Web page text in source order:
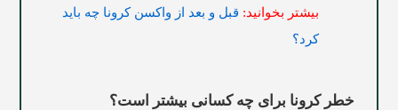
بیشتر بخوانید: قبل و بعد از واکسن کرونا چه باید
کرد؟
خطر کرونا برای چه کسانی بیشتر است؟